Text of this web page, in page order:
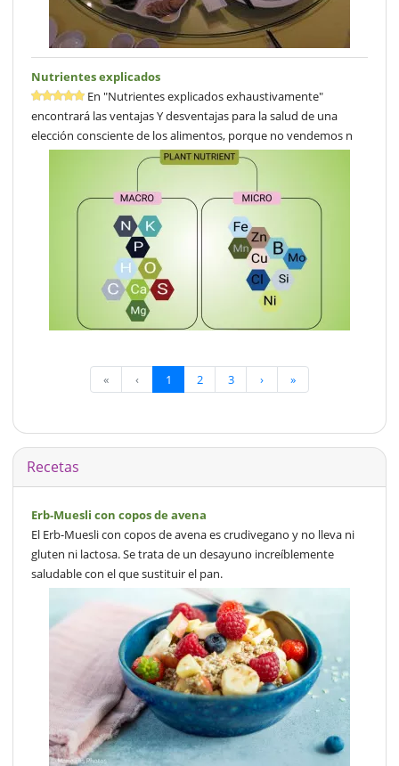
Nutrientes explicados
En "Nutrientes explicados exhaustivamente"
encontrará las ventajas Y desventajas para la salud de una
elección consciente de los alimentos, porque no vendemos n
« ‹ 1 2 3 › »
Recetas
Erb-Muesli con copos de avena
El Erb-Muesli con copos de avena es crudivegano y no lleva ni
gluten ni lactosa. Se trata de un desayuno increíblemente
saludable con el que sustituir el pan.